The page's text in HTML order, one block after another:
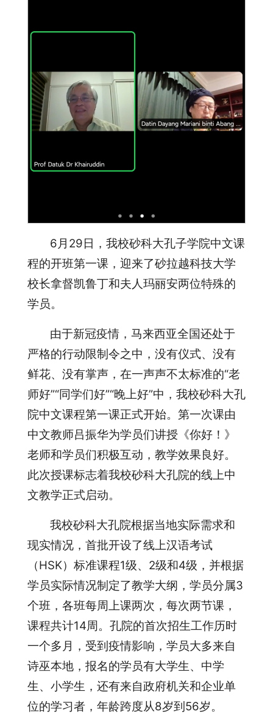
6月29日，我校砂科大孔子学院中文课
程的开班第一课，迎来了砂拉越科技大学
校长拿督凯鲁丁和夫人玛丽安两位特殊的
学员。
由于新冠疫情，马来西亚全国还处于
严格的行动限制令之中，没有仪式、没有
鲜花、没有掌声，在一声声不太标准的“老
师好”“同学们好”“晚上好”中，我校砂科大孔
院中文课程第一课正式开始。第一次课由
中文教师吕振华为学员们讲授《你好！》
老师和学员们积极互动，教学效果良好。
此次授课标志着我校砂科大孔院的线上中
文教学正式启动。
我校砂科大孔院根据当地实际需求和
现实情况，首批开设了线上汉语考试
（HSK）标准课程1级、2级和4级，并根据
学员实际情况制定了教学大纲，学员分属3
个班，各班每周上课两次，每次两节课，
课程共计14周。孔院的首次招生工作历时
一个多月，受到疫情影响，学员大多来自
诗巫本地，报名的学员有大学生、中学
生、小学生，还有来自政府机关和企业单
位的学习者，年龄跨度从8岁到56岁。